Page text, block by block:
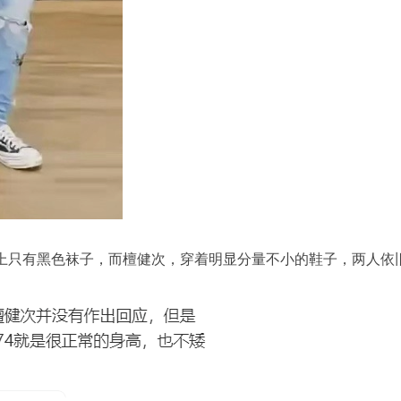
有黑色袜子，而檀健次，穿着明显分量不小的鞋子，两人依